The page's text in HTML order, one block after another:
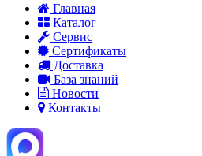
Главная
Каталог
Сервис
Сертификаты
Доставка
База знаний
Новости
Контакты